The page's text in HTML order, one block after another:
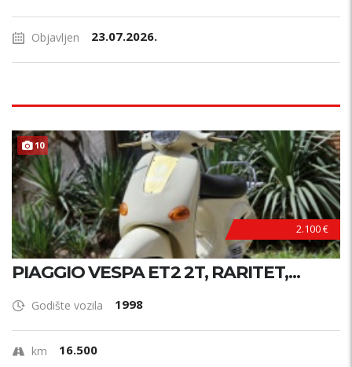
Objavljen 23.07.2026.
10
2.100 €
PIAGGIO VESPA ET2 2T, RARITET,...
Godište vozila 1998
km 16.500